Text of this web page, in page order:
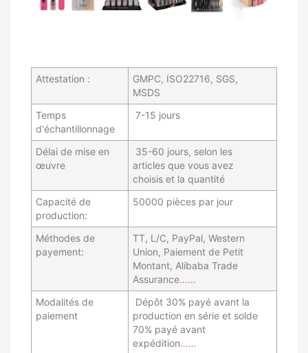
Attestation :
GMPC, ISO22716, SGS,
MSDS
Temps
d'échantillonnage
7-15 jours
Délai de mise en
œuvre
35-60 jours, selon les
articles que vous avez
choisis et la quantité
Capacité de
production:
50000 pièces par jour
Méthodes de
payement:
TT, L/C, PayPal, Western
Union, Paiement de Petit
Montant, Alibaba Trade
Assurance……
Modalités de
paiement
Dépôt 30% payé avant la
production en série et solde
70% payé avant
expédition……